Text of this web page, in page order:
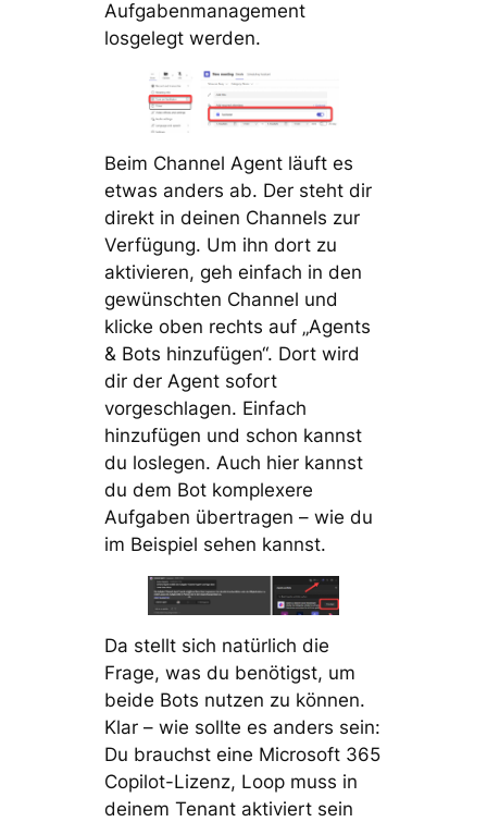
Aufgabenmanagement
losgelegt werden.
Beim Channel Agent läuft es
etwas anders ab. Der steht dir
direkt in deinen Channels zur
Verfügung. Um ihn dort zu
aktivieren, geh einfach in den
gewünschten Channel und
klicke oben rechts auf „Agents
& Bots hinzufügen“. Dort wird
dir der Agent sofort
vorgeschlagen. Einfach
hinzufügen und schon kannst
du loslegen. Auch hier kannst
du dem Bot komplexere
Aufgaben übertragen – wie du
im Beispiel sehen kannst.
Da stellt sich natürlich die
Frage, was du benötigst, um
beide Bots nutzen zu können.
Klar – wie sollte es anders sein:
Du brauchst eine Microsoft 365
Copilot-Lizenz, Loop muss in
deinem Tenant aktiviert sein